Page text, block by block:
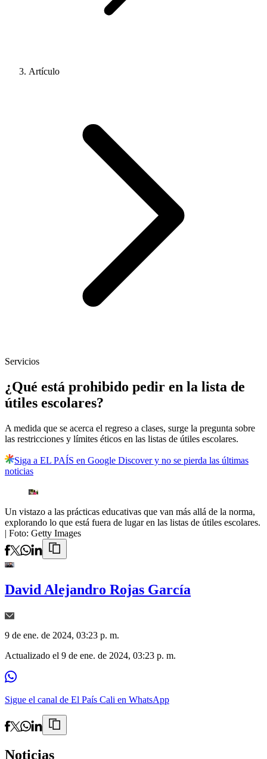
Artículo
Servicios
¿Qué está prohibido pedir en la lista de
útiles escolares?
A medida que se acerca el regreso a clases, surge la pregunta sobre
las restricciones y límites éticos en las listas de útiles escolares.
Siga a EL PAÍS en Google Discover y no se pierda las últimas
noticias
Un vistazo a las prácticas educativas que van más allá de la norma,
explorando lo que está fuera de lugar en las listas de útiles escolares.
| Foto: Getty Images
David Alejandro Rojas García
9 de ene. de 2024, 03:23 p. m.
Actualizado el 9 de ene. de 2024, 03:23 p. m.
Sigue el canal de El País Cali en WhatsApp
Noticias